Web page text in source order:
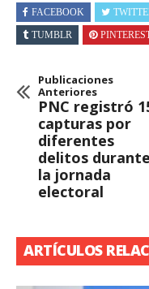
FACEBOOK
TUMBLR
Publicaciones
Anteriores
PNC registró
capturas por
diferentes
delitos durante
la jornada
electoral
ARTÍCULOS